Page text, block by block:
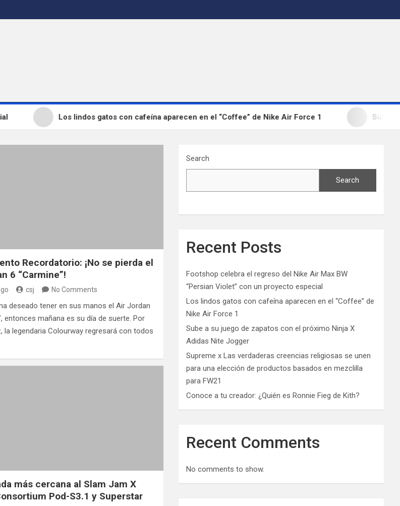
Los lindos gatos con cafeína aparecen en el “Coffee” de Nike Air Force 1 Sube a
Recordatorio: ¡No se pierda el
6 “Carmine”!
csj No Comments
deseado tener en sus manos el Air Jordan
entonces mañana es su día de suerte. Por
la legendaria Colourway regresará con todos
más cercana al Slam Jam X
Pod-S3.1 y Superstar
Search
Search
Recent Posts
Footshop celebra el regreso del Nike Air Max BW
“Persian Violet” con un proyecto especial
Los lindos gatos con cafeína aparecen en el “Coffee” de
Nike Air Force 1
Sube a su juego de zapatos con el próximo Ninja X
Adidas Nite Jogger
Supreme x Las verdaderas creencias religiosas se unen
para una elección de productos basados ​​en mezclilla
para FW21
Conoce a tu creador: ¿Quién es Ronnie Fieg de Kith?
Recent Comments
No comments to show.